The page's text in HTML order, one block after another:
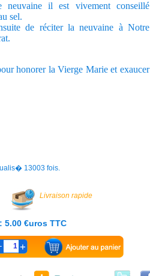
neuvaine il est vivement conseillé
sel.
de réciter la neuvaine à Notre
honorer la Vierge Marie et exaucer
13003 fois.
Livraison rapide
5.00 €uros TTC
1